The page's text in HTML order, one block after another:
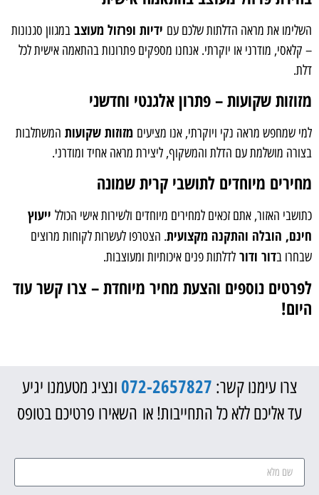
השלימו את מראה הדלתות שלכם עם ידיות ופרזול מעוצב במגוון סגנונות
– קלאסי, מודרני או יוקרתי. אנחנו מספקים פתרונות בהתאמה אישית לכל
דלת.
מזוזות שקועות – פתרון אלגנטי וחדשני
למי שמחפש מראה נקי ויוקרתי, אנו מציעים מזוזות שקועות המשתלבות
בצורה מושלמת עם הדלת והמשקוף, ליצירת מראה אחיד ומודרני.
מחירים מיוחדים לתושבי קרית שמונה
כתושבי האזור, אתם זכאים למחירים מיוחדים ולשירות אישי הכולל ייעוץ
חינם, הובלה והתקנה מקצועית. הצטרפו לעשרות לקוחות מרוצים
שבחרו בדור ודור לדלתות פנים איכותיות ומעוצבות.
לפרטים נוספים והצעת מחיר מיוחדת – צרו קשר עוד
היום!
צרו עימנו קשר: 072-2657827 ונציג מטעמנו יגיע
עד אליכם ללא כל התחייבות! או השאירו פרטיכם בטופס